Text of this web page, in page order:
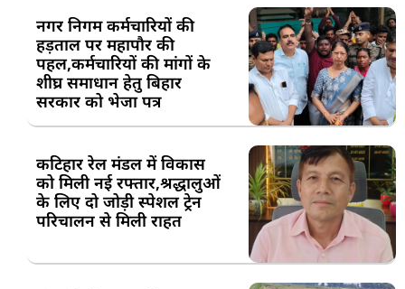
नगर निगम कर्मचारियों की
हड़ताल पर महापौर की
पहल,कर्मचारियों की मांगों के
शीघ्र समाधान हेतु बिहार
सरकार को भेजा पत्र
कटिहार रेल मंडल में विकास
को मिली नई रफ्तार,श्रद्धालुओं
के लिए दो जोड़ी स्पेशल ट्रेन
परिचालन से मिली राहत